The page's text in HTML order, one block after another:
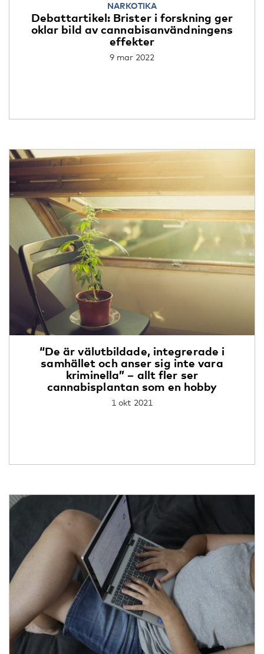
NARKOTIKA
Debattartikel: Brister i forskning ger
oklar bild av cannabisanvändningens
effekter
9 mar 2022
“De är välutbildade, integrerade i
samhället och anser sig inte vara
kriminella” – allt fler ser
cannabisplantan som en hobby
1 okt 2021